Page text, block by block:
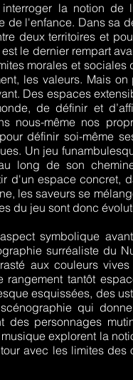
la notion de
l'enfance. Dans sa
deux territoires et
le dernier rempart
morales et sociales
les valeurs. Mais
Des espaces
de définir et
nous-même nos
définir soi-même
Un jeu
long de son
d'un espace concret,
les saveurs se
du jeu sont donc
symbolique
surréaliste du
aux couleurs
tantôt
esquissées, des
qui
des personnages
explorent la
avec les limites des